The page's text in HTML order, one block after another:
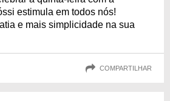
estimula em todos nós!
e mais simplicidade na sua
COMPARTILHAR